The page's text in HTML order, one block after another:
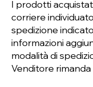
I prodotti
corriere
spedizione
informazioni
modalità di
Venditore rimanda